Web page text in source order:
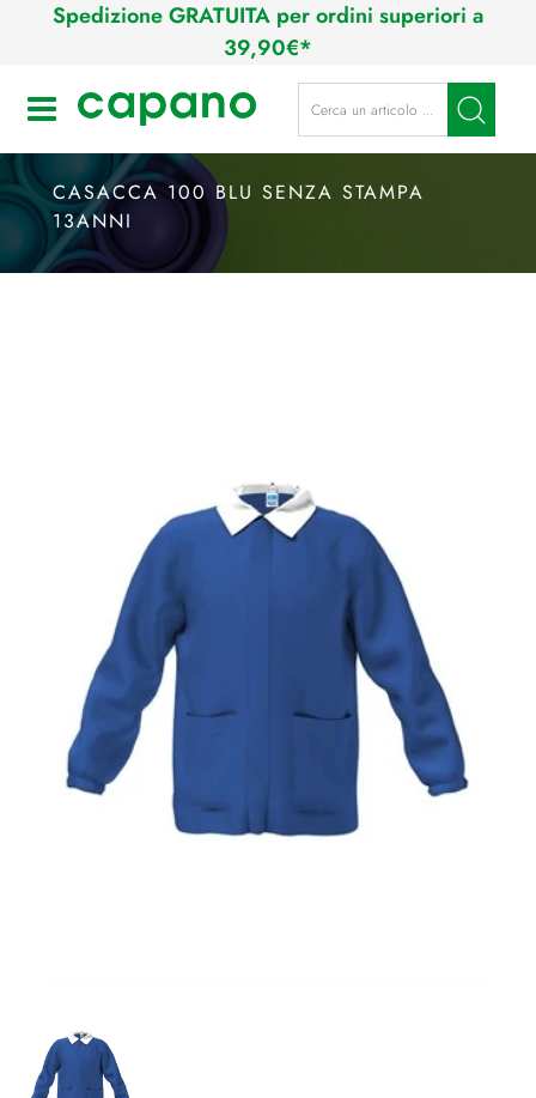
Spedizione GRATUITA per ordini superiori a
39,90€*
Open La modifica di un filtro
CASACCA 100 BLU SENZA STAMPA
13ANNI